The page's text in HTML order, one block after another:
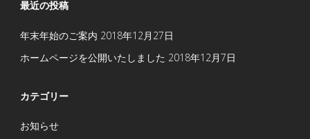
最近の投稿
年末年始のご案内 2018年12月27日
ホームページを公開いたしました 2018年12月7日
カテゴリー
お知らせ